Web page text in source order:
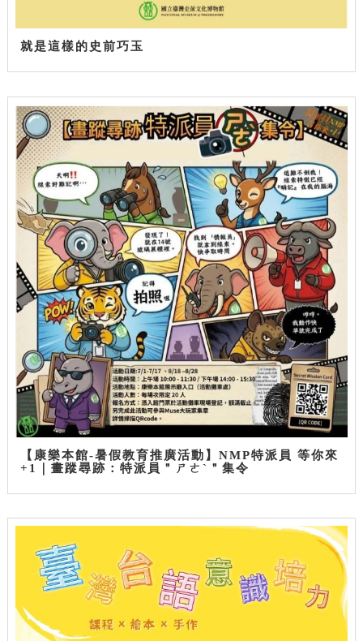
就是這樣的史前巧玉
【康樂本館-暑假教育推廣活動】NMP特派員 等你來
+1｜畫蹤尋跡：特派員＂ㄕㄜˋ＂集令